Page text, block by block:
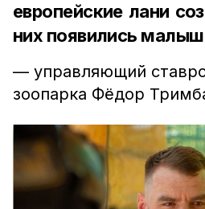
европейские лани
них появились
— управляющий
зоопарка Фёдор